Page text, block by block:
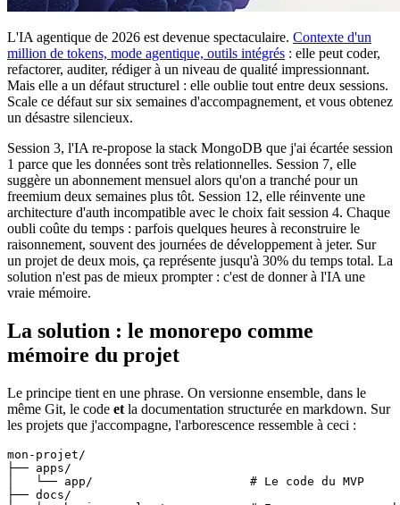
L'IA agentique de 2026 est devenue spectaculaire. Contexte d'un
million de tokens, mode agentique, outils intégrés : elle peut coder,
refactorer, auditer, rédiger à un niveau de qualité impressionnant.
Mais elle a un défaut structurel : elle oublie tout entre deux sessions.
Scale ce défaut sur six semaines d'accompagnement, et vous obtenez
un désastre silencieux.
Session 3, l'IA re-propose la stack MongoDB que j'ai écartée session
1 parce que les données sont très relationnelles. Session 7, elle
suggère un abonnement mensuel alors qu'on a tranché pour un
freemium deux semaines plus tôt. Session 12, elle réinvente une
architecture d'auth incompatible avec le choix fait session 4. Chaque
oubli coûte du temps : parfois quelques heures à reconstruire le
raisonnement, souvent des journées de développement à jeter. Sur
un projet de deux mois, ça représente jusqu'à 30% du temps total. La
solution n'est pas de mieux prompter : c'est de donner à l'IA une
vraie mémoire.
La solution : le monorepo comme
mémoire du projet
Le principe tient en une phrase. On versionne ensemble, dans le
même Git, le code et la documentation structurée en markdown. Sur
les projets que j'accompagne, l'arborescence ressemble à ceci :
mon-projet/
├── apps/
│   └── app/                      # Le code du MVP
├── docs/